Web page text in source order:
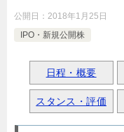
公開日： 2018年1月25日
IPO・新規公開株
日程・概要
スタンス・評価